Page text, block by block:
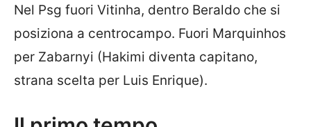
Nel Psg fuori Vitinha, dentro Beraldo che si
posiziona a centrocampo. Fuori Marquinhos
per Zabarnyi (Hakimi diventa capitano,
strana scelta per Luis Enrique).